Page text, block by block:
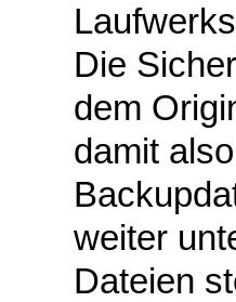
Die
dem
damit
weiter
Dateien